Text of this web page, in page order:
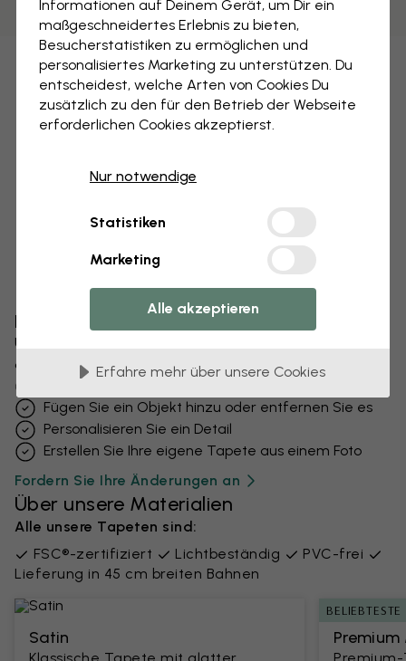
Bearbeiten Sie Ihre Tapete
Unser Designteam kann jedes Motiv optimieren,
damit es für Sie einzigartig wird.
Fügen Sie ein Objekt hinzu oder entfernen Sie es
Personalisieren Sie ein Detail
Erstellen Sie Ihre eigene Tapete aus einem Foto
Fordern Sie Ihre Änderungen an
Über unsere Materialien
Alle unsere Tapeten sind:
FSC®-zertifiziert
Lichtbeständig
PVC-frei
Lieferung in 45 cm breiten Bahnen
Satin
BELIEBTESTE
Informationen auf Deinem Gerät, um Dir ein
maßgeschneidertes Erlebnis zu bieten,
Besucherstatistiken zu ermöglichen und
personalisiertes Marketing zu unterstützen. Du
entscheidest, welche Arten von Cookies Du
zusätzlich zu den für den Betrieb der Webseite
erforderlichen Cookies akzeptierst.
Nur notwendige
Statistiken
Marketing
Alle akzeptieren
Erfahre mehr über unsere Cookies